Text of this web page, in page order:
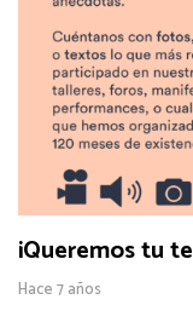
¡Queremos tu
Hace 7 años